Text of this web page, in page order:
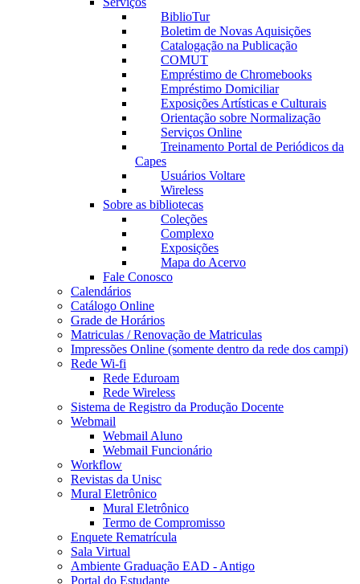
BiblioTur
Boletim de Novas Aquisições
Catalogação na Publicação
COMUT
Empréstimo de Chromebooks
Empréstimo Domiciliar
Exposições Artísticas e Culturais
Orientação sobre Normalização
Serviços Online
Treinamento Portal de Periódicos da
Capes
Usuários Voltare
Wireless
Sobre as bibliotecas
Coleções
Complexo
Exposições
Mapa do Acervo
Fale Conosco
Calendários
Catálogo Online
Grade de Horários
Matriculas / Renovação de Matriculas
Impressões Online (somente dentro da rede dos campi)
Rede Wi-fi
Rede Eduroam
Rede Wireless
Sistema de Registro da Produção Docente
Webmail
Webmail Aluno
Webmail Funcionário
Workflow
Revistas da Unisc
Mural Eletrônico
Mural Eletrônico
Termo de Compromisso
Enquete Rematrícula
Sala Virtual
Ambiente Graduação EAD - Antigo
Portal do Estudante